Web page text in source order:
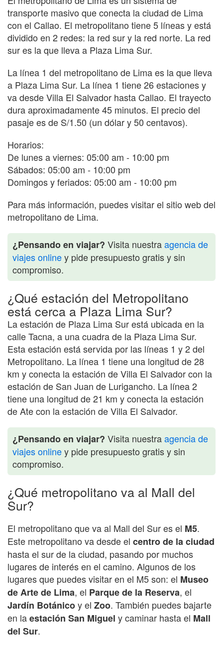
transporte masivo que conecta la ciudad de Lima
con el Callao. El metropolitano tiene 5 líneas y está
dividido en 2 redes: la red sur y la red norte. La red
sur es la que lleva a Plaza Lima Sur.
La línea 1 del metropolitano de Lima es la que lleva
a Plaza Lima Sur. La línea 1 tiene 26 estaciones y
va desde Villa El Salvador hasta Callao. El trayecto
dura aproximadamente 45 minutos. El precio del
pasaje es de S/1.50 (un dólar y 50 centavos).
Horarios:
De lunes a viernes: 05:00 am - 10:00 pm
Sábados: 05:00 am - 10:00 pm
Domingos y feriados: 05:00 am - 10:00 pm
Para más información, puedes visitar el sitio web del
metropolitano de Lima.
¿Pensando en viajar? Visita nuestraagencia de
viajes onliney pide presupuesto gratis y sin
compromiso.
¿Qué estación del Metropolitano
está cerca a Plaza Lima Sur?
La estación de Plaza Lima Sur está ubicada en la
calle Tacna, a una cuadra de la Plaza Lima Sur.
Esta estación está servida por las líneas 1 y 2 del
Metropolitano. La línea 1 tiene una longitud de 28
km y conecta la estación de Villa El Salvador con la
estación de San Juan de Lurigancho. La línea 2
tiene una longitud de 21 km y conecta la estación
de Ate con la estación de Villa El Salvador.
¿Pensando en viajar? Visita nuestraagencia de
viajes onliney pide presupuesto gratis y sin
compromiso.
¿Qué metropolitano va al Mall del
Sur?
El metropolitano que va al Mall del Sur es el M5.
Este metropolitano va desde el centro de la ciudad
hasta el sur de la ciudad, pasando por muchos
lugares de interés en el camino. Algunos de los
lugares que puedes visitar en el M5 son: el Museo
de Arte de Lima, el Parque de la Reserva, el
Jardín Botánicoy el Zoo. También puedes bajarte
en laestación San Miguel y caminar hasta el Mall
del Sur.